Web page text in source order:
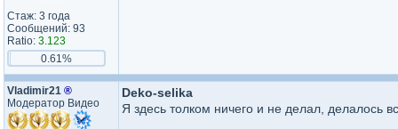
Стаж: 3 года
Сообщений: 93
Ratio: 3.123
0.61%
Vladimir21 ®
Модератор Видео
Deko-selika
Я здесь толком ничего и не делал, делалось